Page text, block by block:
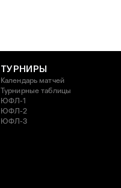
ТУРНИРЫ
Календарь матчей
Турнирные таблицы
ЮФЛ-1
ЮФЛ-2
ЮФЛ-3